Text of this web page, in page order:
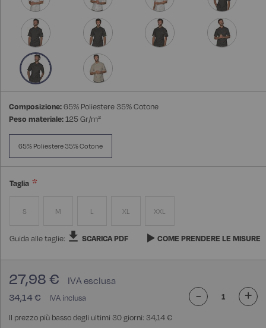
Composizione:65% Poliestere 35% Cotone
Peso materiale:125 Gr/m²
65% Poliestere 35% Cotone
Taglia
S M L XL XXL
Guida alle taglie: SCARICA PDF COME PRENDERE LE MISURE
34,14 €
27,98 €
Il prezzo più basso degli ultimi 30 giorni: 34,14 €
- +